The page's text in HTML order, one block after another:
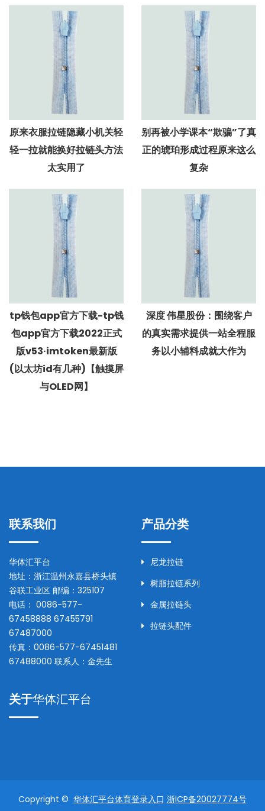
原来衣服拉链隐藏小机关轻
轻一拉就能换好拉链头方法
太实用了
别再被小学课本“欺骗”了真
正的琥珀形成过程原来这么
复杂
tp钱包app官方下载-tp钱
包app官方下载2022正式
版v53·imtoken最新版
(以太坊id有几种)【触摸屏
与OLED网】
深度 伟星股份：围绕客户
的真实需求提供一站全程服
务以小辅料成就大作为
联系我们
华体汇平台
地址： 浙江温州永嘉县桥头镇
谷联工业区 邮编： 325107
电话： 0086-577-
67458888 67455791
67487000
传真： 0086-577-67451481
67488000 联系人： 金先生
产品分类
尼龙拉链
树脂拉链系列
金属拉链头
拉链头配件
关于华体汇平台
Copyright © 华体汇平台体育登录入口 浙ICP备20027774号